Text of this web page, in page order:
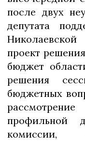
после двух
депутата
проект
бюджет
решения
бюджетных
профильной
комиссии,